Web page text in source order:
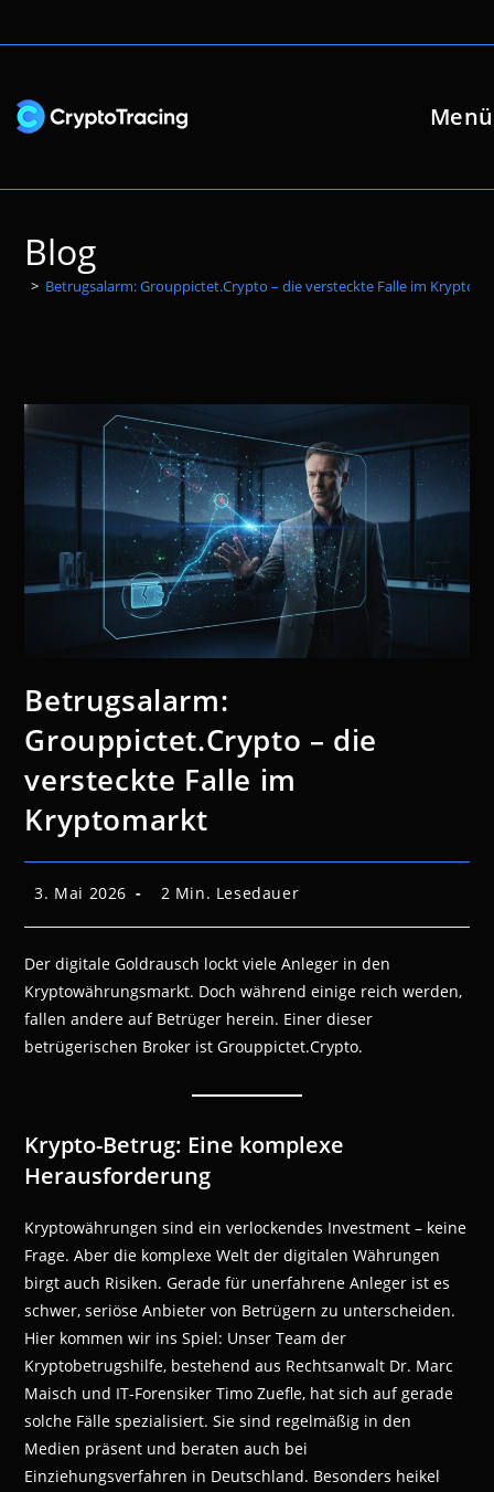
Inhalt
Menü
Blog
> Betrugsalarm: Grouppictet.Crypto – die versteckte Falle im
Betrugsalarm:
Grouppictet.Crypto – die
versteckte Falle im
Kryptomarkt
Beitrag
3. Mai 2026 Lesedauer:
2 Min. Lesedauer
Der digitale Goldrausch lockt viele Anleger in den
Kryptowährungsmarkt. Doch während einige reich werden,
fallen andere auf Betrüger herein. Einer dieser
betrügerischen Broker ist Grouppictet.Crypto.
Krypto-Betrug: Eine komplexe
Herausforderung
Kryptowährungen sind ein verlockendes Investment – keine
Frage. Aber die komplexe Welt der digitalen Währungen
birgt auch Risiken. Gerade für unerfahrene Anleger ist es
schwer, seriöse Anbieter von Betrügern zu unterscheiden.
Hier kommen wir ins Spiel: Unser Team der
Kryptobetrugshilfe, bestehend aus Rechtsanwalt Dr. Marc
Maisch und IT-Forensiker Timo Zuefle, hat sich auf gerade
solche Fälle spezialisiert. Sie sind regelmäßig in den
Medien präsent und beraten auch bei
Einziehungsverfahren in Deutschland. Besonders heikel